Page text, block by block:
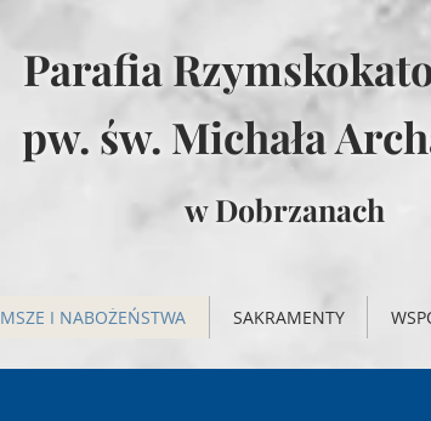
Parafia
pw. św. Michała
w Dobrzanach
MSZE I NABOŻEŃSTWA SAKRAMENTY